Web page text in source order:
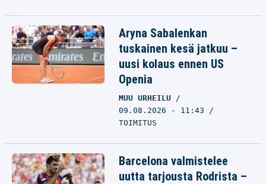
Aryna Sabalenkan
tuskainen kesä jatkuu –
uusi kolaus ennen US
Openia
MUU URHEILU
09.08.2026 - 11:43
TOIMITUS
Barcelona valmistelee
uutta tarjousta Rodrista –